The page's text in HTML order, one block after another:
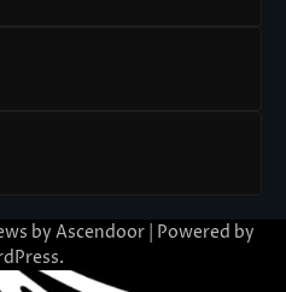
by Ascendoor | Powered by
.